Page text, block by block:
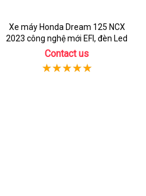
Xe máy Honda Dream 125 NCX
2023 công nghệ mới EFI, đèn Led
Contact us